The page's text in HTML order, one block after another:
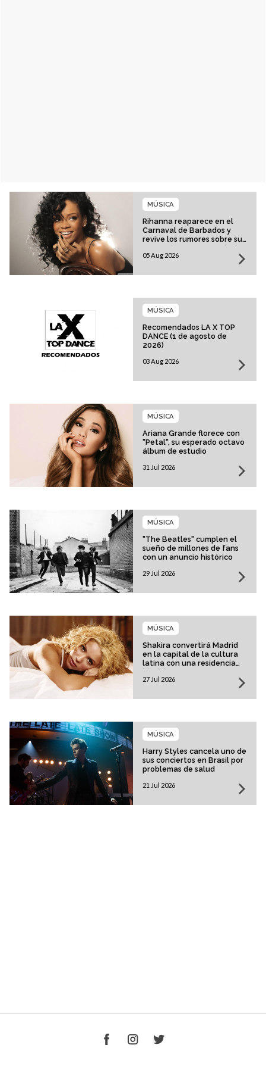
Rihanna reaparece en el
Carnaval de Barbados y
revive los rumores sobre su
esperado regreso musical
MÚSICA
05 Aug 2026
Recomendados LA X TOP
DANCE (1 de agosto de
2026)
MÚSICA
03 Aug 2026
Ariana Grande florece con
"Petal", su esperado octavo
álbum de estudio
MÚSICA
31 Jul 2026
"The Beatles" cumplen el
sueño de millones de fans
con un anuncio histórico
MÚSICA
29 Jul 2026
Shakira convertirá Madrid
en la capital de la cultura
latina con una residencia
histórica
MÚSICA
27 Jul 2026
Harry Styles cancela uno de
sus conciertos en Brasil por
problemas de salud
MÚSICA
21 Jul 2026